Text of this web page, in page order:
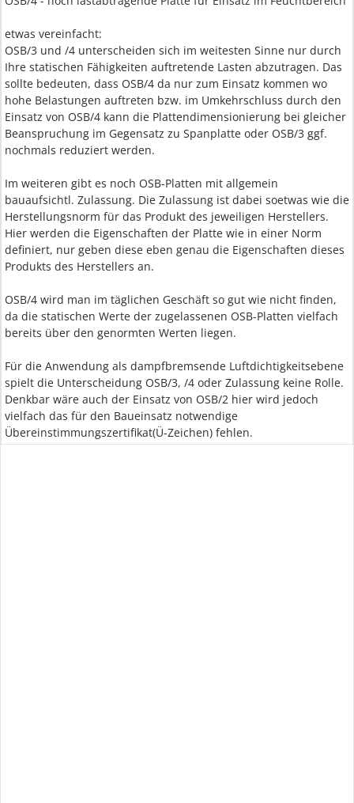
etwas vereinfacht:
OSB/3 und /4 unterscheiden sich im weitesten Sinne nur durch
Ihre statischen Fähigkeiten auftretende Lasten abzutragen. Das
sollte bedeuten, dass OSB/4 da nur zum Einsatz kommen wo
hohe Belastungen auftreten bzw. im Umkehrschluss durch den
Einsatz von OSB/4 kann die Plattendimensionierung bei gleicher
Beanspruchung im Gegensatz zu Spanplatte oder OSB/3 ggf.
nochmals reduziert werden.
Im weiteren gibt es noch OSB-Platten mit allgemein
bauaufsichtl. Zulassung. Die Zulassung ist dabei soetwas wie die
Herstellungsnorm für das Produkt des jeweiligen Herstellers.
Hier werden die Eigenschaften der Platte wie in einer Norm
definiert, nur geben diese eben genau die Eigenschaften dieses
Produkts des Herstellers an.
OSB/4 wird man im täglichen Geschäft so gut wie nicht finden,
da die statischen Werte der zugelassenen OSB-Platten vielfach
bereits über den genormten Werten liegen.
Für die Anwendung als dampfbremsende Luftdichtigkeitsebene
spielt die Unterscheidung OSB/3, /4 oder Zulassung keine Rolle.
Denkbar wäre auch der Einsatz von OSB/2 hier wird jedoch
vielfach das für den Baueinsatz notwendige
Übereinstimmungszertifikat(Ü-Zeichen) fehlen.